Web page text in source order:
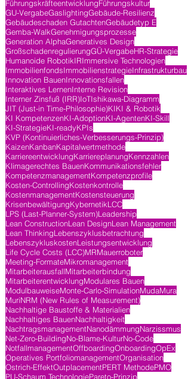
FührungskräfteentwicklungFührungskultur
GU-VergabeGaslightingGebäude-Resilienz
Gebäudeschaden GutachtenGebäudetyp E
Gemba-WalkGenehmigungsprozesse
Generation AlphaGeneratives Design
GroßschadenregulierungGÜ-VergabeHR-Strategie
Humanoide RobotikIRImmersive Technologien
ImmobilienfondsImmobilienstrategieInfrastrukturbau
Innovation BauenInnovationsfallen
Interaktives LernenInterne Revision
Interner Zinsfuß (IRR)IoTIshikawa-Diagramm
JIT (Just-in Time-Philosophie)KIKI & Robotik
KI KompetenzenKI-AdoptionKI-AgentenKI-Skill
KI-StrategieKI-readyKPIs
KVP (Kontinuierliches-Verbesserungs-Prinzip)
KaizenKanbanKapitalwertmethode
KarriereentwicklungKarriereplanungKennzahlen
Klimagerechtes BauenKommunikationsfehler
KompetenzmanagementKompetenzprofile
Kosten-ControllingKostenkontrolle
KostenmanagementKostensteuerung
KrisenbewältigungKybernetikLCC
LPS (Last-Planner-System)Leadership
Lean ConstructionLean DesignLean Management
Lean ThinkingLebenszyklusbetrachtung
LebenszykluskostenLeistungsentwicklung
Life Cycle Costs (LCC)MRMauerroboter
Meeting-FormateMikromanagement
MitarbeiterausfallMitarbeiterbindung
MitarbeiterentwicklungModulares Bauen
ModulbauweiseMonte-Carlo-SimulationMudaMura
MuriNRM (New Rules of Measurement)
Nachhaltige Baustoffe & Materialien
Nachhaltiges BauenNachhaltigkeit
NachtragsmanagementNanodämmungNarzissmus
Net-Zero-BuildingNo-Blame-KulturNo-Code
NotfallmanagementOffboardingOnboardingOpEx
Operatives PortfoliomanagementOrganisation
Ostrich-EffektOutplacementPERT MethodePMO
PU-Schaum TechnologiePareto-Prinzip